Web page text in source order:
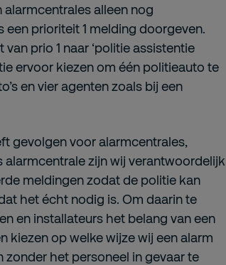
alleen nog
prioriteit 1 melding doorgeven.
prio 1 naar ‘politie assistentie
ervoor kiezen om één politieauto te
en vier agenten zoals bij een
gevolgen voor alarmcentrales,
alarmcentrale zijn wij verantwoordelijk
meldingen zodat de politie kan
het écht nodig is. Om daarin te
en installateurs het belang van een
kiezen op welke wijze wij een alarm
zonder het personeel in gevaar te